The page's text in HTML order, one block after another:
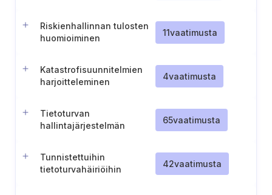
Riskienhallinnan tulosten
huomioiminen
11vaatimusta
Katastrofisuunnitelmien
harjoitteleminen
4vaatimusta
Tietoturvan
hallintajärjestelmän
valvonta
65vaatimusta
Tunnistettuihin
tietoturvahäiriöihin
42vaatimusta